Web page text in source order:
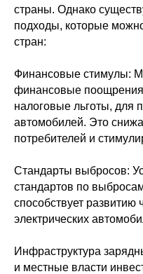
страны. Однако
подходы, которые
стран:
Финансовые стимулы:
финансовые
налоговые льготы, для
автомобилей. Это
потребителей и
Стандарты выбросов:
стандартов по
способствует развитию
электрических
Инфраструктура
и местные власти